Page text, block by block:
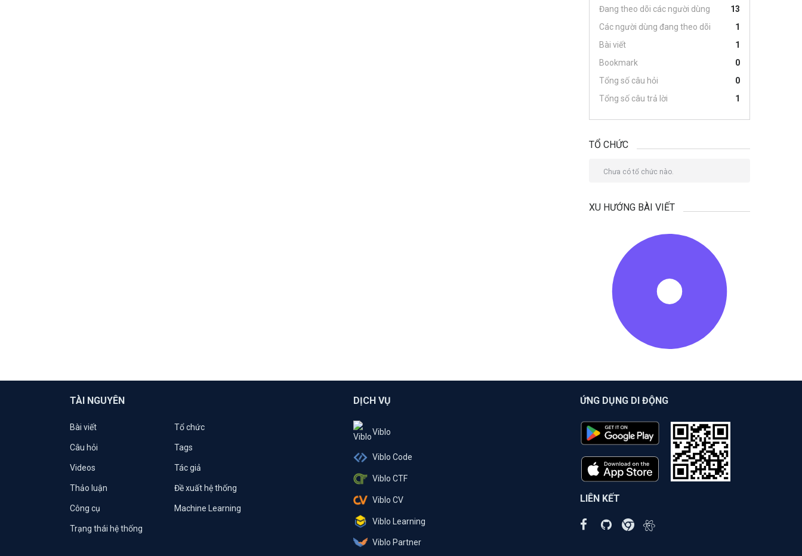
Đang theo dõi các người dùng
13
Các người dùng đang theo dõi
1
Bài viết
1
Bookmark
0
Tổng số câu hỏi
0
Tổng số câu trả lời
1
TỔ CHỨC
Chưa có tổ chức nào.
XU HƯỚNG BÀI VIẾT
TÀI NGUYÊN
Bài viết Tổ chức
Câu hỏi Tags
Videos Tác giả
Thảo luận Đề xuất hệ thống
Công cụ Machine Learning
Trạng thái hệ thống
DỊCH VỤ
Viblo
Viblo Code
Viblo CTF
Viblo CV
Viblo Learning
Viblo Partner
ỨNG DỤNG DI ĐỘNG
LIÊN KẾT